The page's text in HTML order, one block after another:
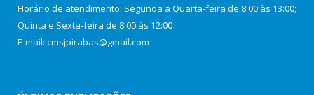
Horário de atendimento: Segunda a Quarta-feira de 8:00 às 13:00;
Quinta e Sexta-feira de 8:00 às 12:00
E-mail: cmsjpirabas@gmail.com